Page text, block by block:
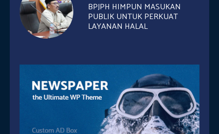
BPJPH HIMPUN MASUKAN
PUBLIK UNTUK PERKUAT
LAYANAN HALAL